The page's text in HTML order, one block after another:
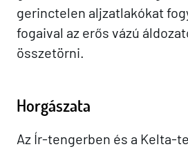
gerinctelen aljzatlakókat
fogaival az erős vázú
összetörni.
Horgászata
Az Ír-tengerben és a Kelta-